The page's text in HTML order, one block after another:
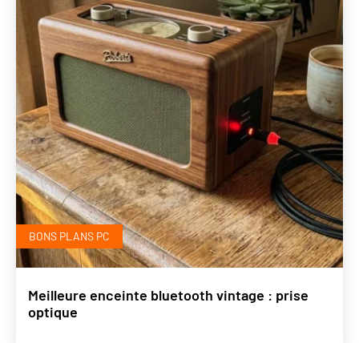
BONS PLANS PC
Meilleure enceinte bluetooth vintage : prise
optique